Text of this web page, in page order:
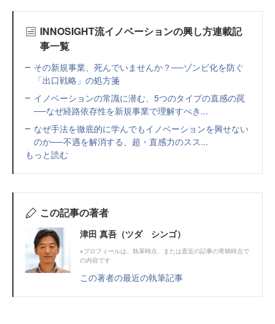
INNOSIGHT流イノベーションの興し方連載記
事一覧
その新規事業、死んでいませんか？──ゾンビ化を防ぐ
「出口戦略」の処方箋
イノベーションの常識に潜む、5つのタイプの直感の罠
──なぜ経路依存性を新規事業で理解すべき...
なぜ手法を徹底的に学んでもイノベーションを興せない
のか──不遇を解消する、超・直感力のスス...
もっと読む
この記事の著者
津田 真吾（ツダ シンゴ）
※プロフィールは、執筆時点、または直近の記事の寄稿時点で
の内容です
この著者の最近の執筆記事